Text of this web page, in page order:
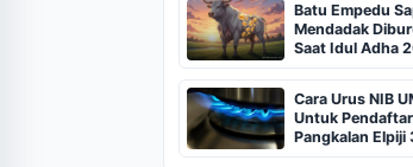
Batu Empedu
Mendadak
Saat Idul Adha
Dari Isi Perut
Komoditas
Juta
Cara Urus NIB
Untuk
Pangkalan Elpiji
Kebijakan Baru